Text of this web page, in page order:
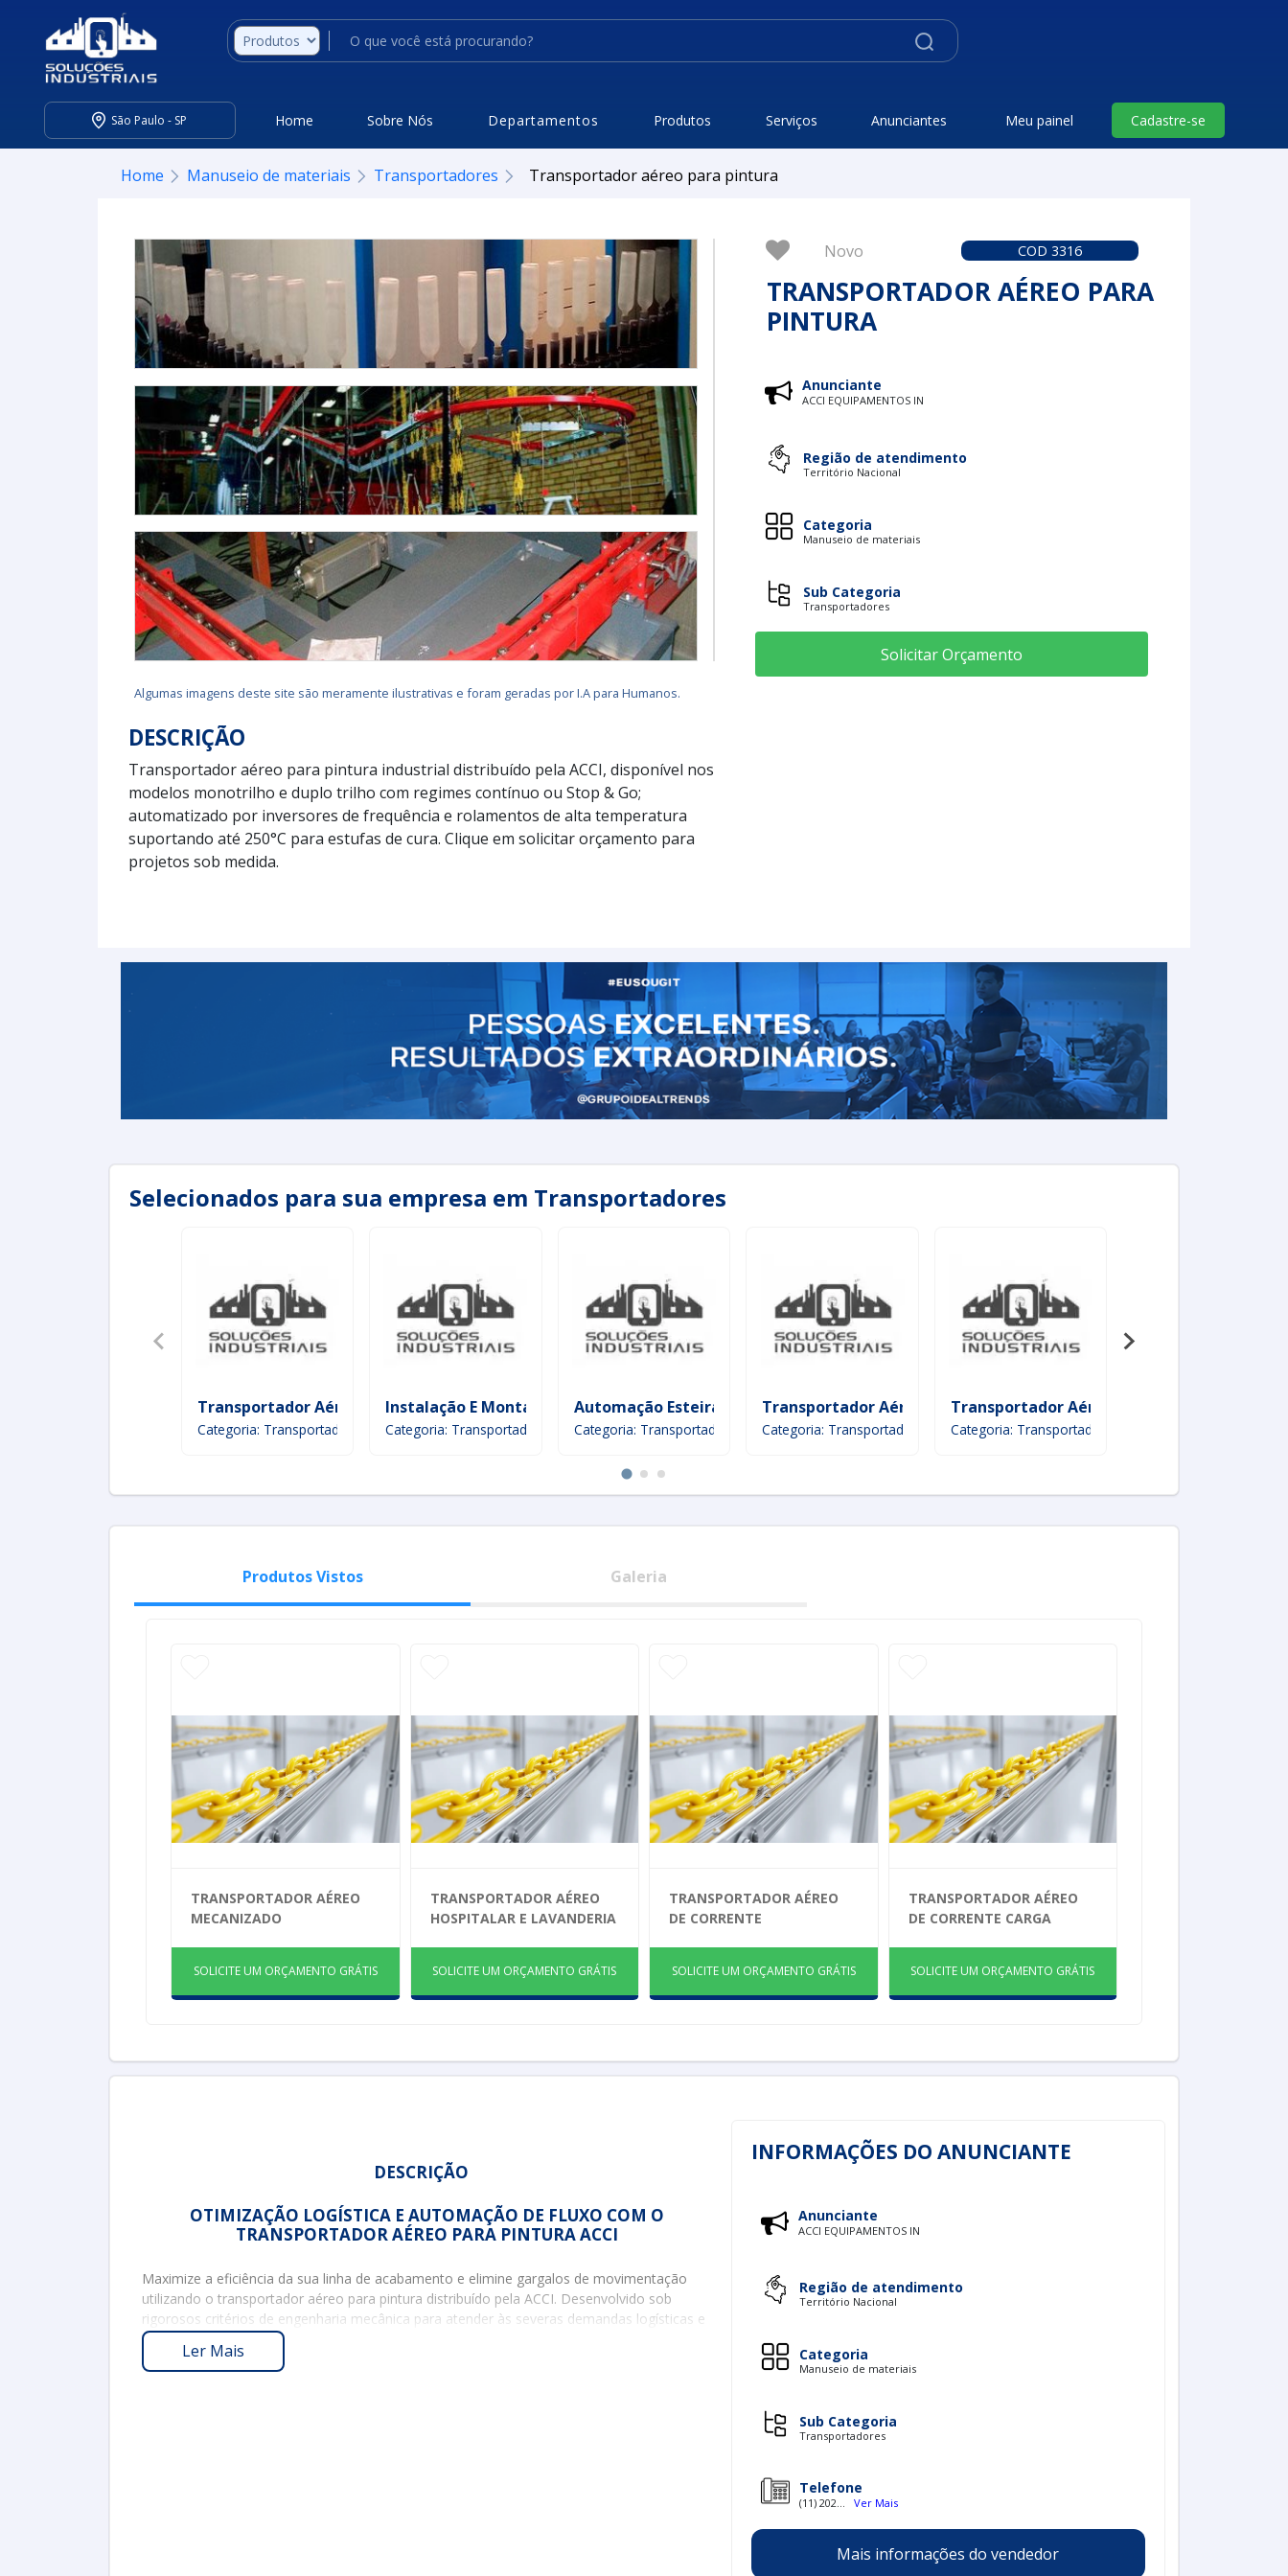
São Paulo - SP Home Sobre Nós Departamentos Produtos Serviços Anunciantes Meu painel Cadastre-se
Home Manuseio de materiais Transportadores Transportador aéreo para pintura
Novo COD 3316
TRANSPORTADOR AÉREO PARA
PINTURA
Anunciante
ACCI EQUIPAMENTOS IN
Região de atendimento
Território Nacional
Categoria
Manuseio de materiais
Sub Categoria
Transportadores
Solicitar Orçamento
Algumas imagens deste site são meramente ilustrativas e foram geradas por I.A para Humanos.
DESCRIÇÃO
Transportador aéreo para pintura industrial distribuído pela ACCI, disponível nos
modelos monotrilho e duplo trilho com regimes contínuo ou Stop & Go;
automatizado por inversores de frequência e rolamentos de alta temperatura
suportando até 250°C para estufas de cura. Clique em solicitar orçamento para
projetos sob medida.
Selecionados para sua empresa em Transportadores
Transportador Aéreo De Corrente
Categoria: Transportadores
Instalação E Montagem De Monovia
Categoria: Transportadores
Automação Esteira Transportadora
Categoria: Transportadores
Transportador Aéreo De Correia
Categoria: Transportadores
Transportador Aéreo Mecânico
Categoria: Transportadores
Produtos Vistos Galeria
TRANSPORTADOR AÉREO
MECANIZADO
SOLICITE UM ORÇAMENTO GRÁTIS
TRANSPORTADOR AÉREO
HOSPITALAR E LAVANDERIA
SOLICITE UM ORÇAMENTO GRÁTIS
TRANSPORTADOR AÉREO
DE CORRENTE
SOLICITE UM ORÇAMENTO GRÁTIS
TRANSPORTADOR AÉREO
DE CORRENTE CARGA
SOLICITE UM ORÇAMENTO GRÁTIS
DESCRIÇÃO
OTIMIZAÇÃO LOGÍSTICA E AUTOMAÇÃO DE FLUXO COM O
TRANSPORTADOR AÉREO PARA PINTURA ACCI
Maximize a eficiência da sua linha de acabamento e elimine gargalos de movimentação
utilizando o transportador aéreo para pintura distribuído pela ACCI. Desenvolvido sob
rigorosos critérios de engenharia mecânica para atender às severas demandas logísticas e
operacionais do mercado B2B, este sistema automatizado de movimentação de cargas é
a solução definitiva para interligar de forma contínua todas as etapas do tratamento de
Ler Mais
INFORMAÇÕES DO ANUNCIANTE
Anunciante
ACCI EQUIPAMENTOS IN
Região de atendimento
Território Nacional
Categoria
Manuseio de materiais
Sub Categoria
Transportadores
Telefone
(11) 202... Ver Mais
Mais informações do vendedor